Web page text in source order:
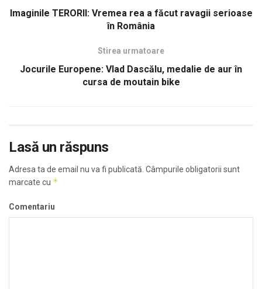
Imaginile TERORII: Vremea rea a făcut ravagii serioase
în România
Stirea urmatoare
Jocurile Europene: Vlad Dascălu, medalie de aur în
cursa de moutain bike
Lasă un răspuns
Adresa ta de email nu va fi publicată. Câmpurile obligatorii sunt
marcate cu *
Comentariu